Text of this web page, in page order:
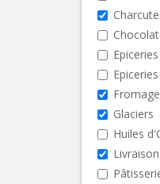
Glaciers
Huiles